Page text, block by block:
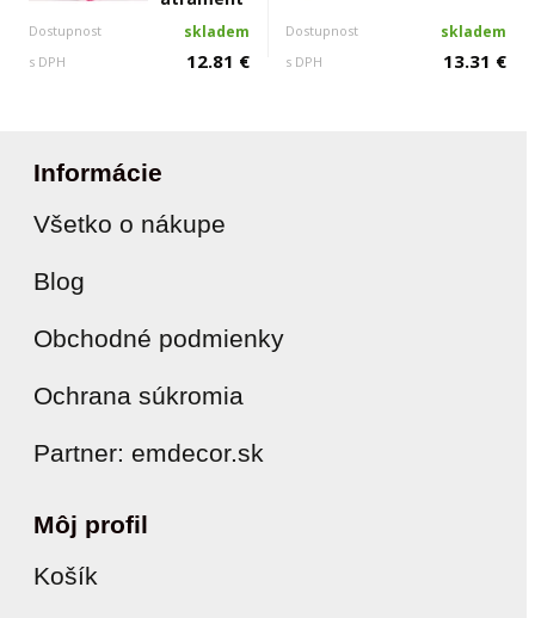
Dostupnost skladem
s DPH 12.81 €
Dostupnost skladem
s DPH 13.31 €
Informácie
Všetko o nákupe
Blog
Obchodné podmienky
Ochrana súkromia
Partner: emdecor.sk
Môj profil
Košík